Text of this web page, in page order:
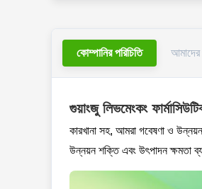
কোম্পানির পরিচিতি আমাদের
গুয়াংজু লিভমেংকং
কারখানা সহ, আমরা গবেষণা ও
উন্নয়ন শক্তি এবং উৎপাদন ক্ষমতা